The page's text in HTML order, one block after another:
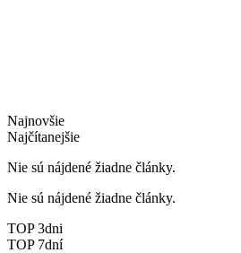
Najnovšie
Najčítanejšie
Nie sú nájdené žiadne články.
Nie sú nájdené žiadne články.
TOP 3dni
TOP 7dní